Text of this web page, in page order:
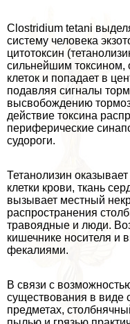
Clostridium tetani
систему человека
цитотоксин
сильнейшим токсином,
клеток и попадает в
подавляя сигналы
высвобождению
действие токсина
периферические
судороги.
Тетанолизин
клетки крови, ткань
вызывает местный
распространения
травоядные и люди.
кишечнике носителя и
фекалиями.
В связи с
существования в виде
предметах,